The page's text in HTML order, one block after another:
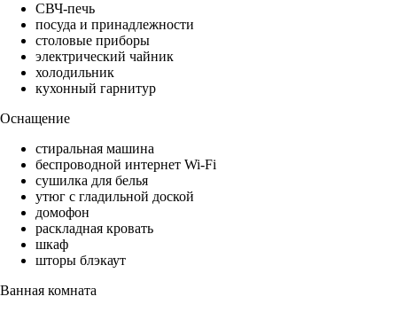
СВЧ-печь
посуда и принадлежности
столовые приборы
электрический чайник
холодильник
кухонный гарнитур
Оснащение
стиральная машина
беспроводной интернет Wi-Fi
сушилка для белья
утюг с гладильной доской
домофон
раскладная кровать
шкаф
шторы блэкаут
Ванная комната